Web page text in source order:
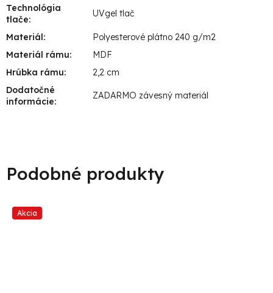
Technológia
tlače:
UVgel tlač
Materiál:
Polyesterové plátno 240 g/m2
Materiál rámu:
MDF
Hrúbka rámu:
2,2 cm
Dodatočné
informácie:
ZADARMO závesný materiál
Akcia